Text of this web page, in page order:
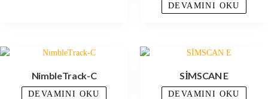
DEVAMINI OKU
NimbleTrack-C
DEVAMINI OKU
SİMSCAN E
DEVAMINI OKU